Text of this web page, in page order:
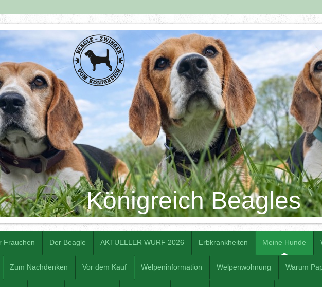
Königreich Beagles
Frauchen Der Beagle AKTUELLER WURF 2026 Erbkrankheiten Meine Hunde
Zum Nachdenken Vor dem Kauf Welpeninformation Welpenwohnung Warum